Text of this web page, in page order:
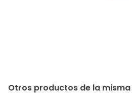
Otros productos de la